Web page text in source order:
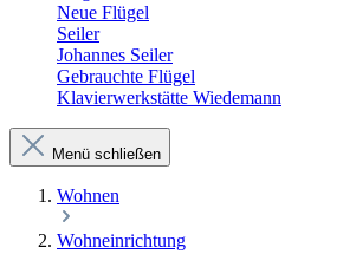
Neue Flügel
Seiler
Johannes Seiler
Gebrauchte Flügel
Klavierwerkstätte Wiedemann
Menü schließen
Wohnen
Wohneinrichtung